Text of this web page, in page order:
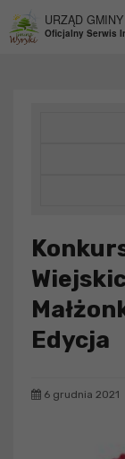
URZĄD GMINY
Oficjalny Serwis
Edycja
6 grudnia 2021